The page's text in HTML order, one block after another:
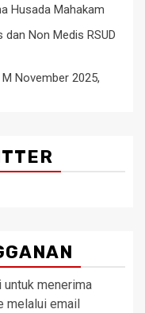
Husada Mahakam
Non Medis RSUD
November 2025,
untuk menerima
melalui email